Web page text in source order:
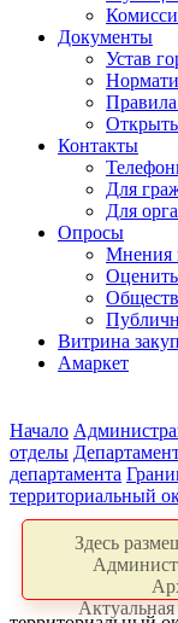
Документы
Устав
Правила
Контакты
Для
Для
Опросы
Мнения
Витрина
Амаркет
Начало
отделы
департамента
территориальный
Здесь